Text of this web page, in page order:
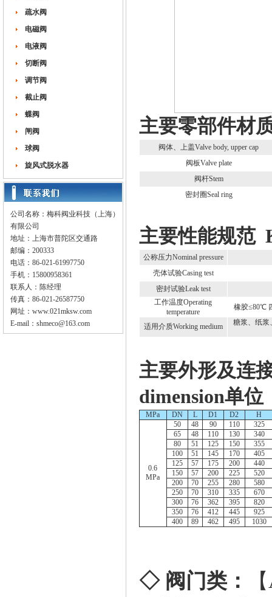
疏水阀
电磁阀
电液阀
切断阀
调节阀
截止阀
蝶阀
闸阀
球阀
旋风式脱水器
公司名称：梅科阀业科技（上海）
有限公司
地址：上海市普陀区交通路
邮编：200333
电话：86-021-61997750
手机：15800958361
联系人：陈经理
传真：86-021-26587750
网址： www.021mksw.com
E-mail： shmeco@163.com
主要零部件材
阀体、上盖Valve body, upper cap
阀板Valve plate
阀杆Stem
密封圈Seal ring
主要性能规范
公称压力Nominal pressure
壳体试验Casing test
密封试验Leak test
工作温度Operating
temperature
橡胶≤80℃
适用介质Working medium 糖浆、纸浆
主要外形及连
dimension单
MPa DN L D1 D2 H
0.6
MPa
50 48 90 110
325
65
48 110 130
340
80
51 125 150
355
100
51 145 170
405
125
57 175 200
440
150
57 200 225
520
200
70 255 280
580
250
70 310 335
670
300
76 362 395
820
350
76 412 445
925
400
89 462 495 1030
◇ 阀门类：